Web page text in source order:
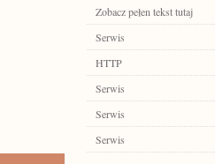
Zobacz pełen tekst tutaj
Serwis
HTTP
Serwis
Serwis
Serwis